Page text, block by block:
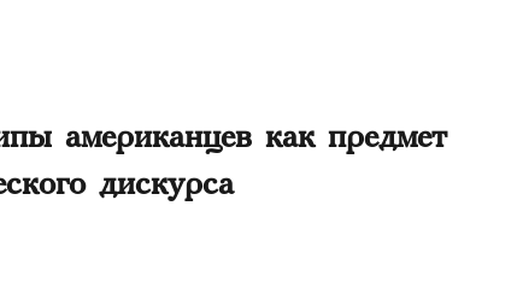
американцев как предмет
дискурса